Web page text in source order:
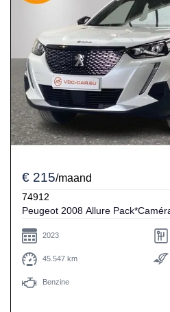
€ 215/maand
74912
Peugeot 2008 Allure
2023
45.547 km
Benzine